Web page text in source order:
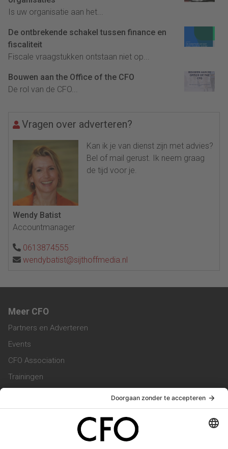
Is uw organisatie aan het...
De ontbrekende schakel tussen finance en
fiscaliteit
Fiscale vraagstukken ontstaan niet op...
Bouwen aan the Office of the CFO
De rol van de CFO...
Vragen over adverteren?
Kan ik je van dienst zijn met advies?
Bel of mail gerust. Ik neem graag
de tijd voor je.
Wendy Batist
Accountmanager
0613874555
wendybatist@sijthoffmedia.nl
Meer CFO
Partners en Adverteren
Events
CFO Association
Trainingen
Vacatures
Service & Contact